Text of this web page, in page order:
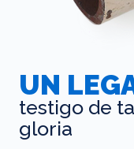
UN
testigo de
gloria